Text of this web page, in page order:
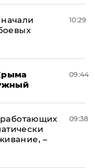
10:29
09:44
работающих
–
09:38